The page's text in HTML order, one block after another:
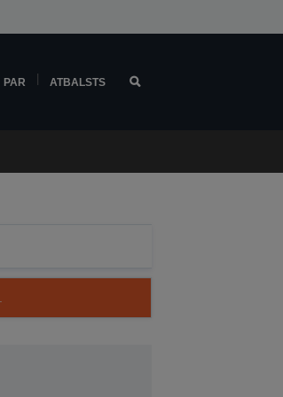
PAR ATBALSTS